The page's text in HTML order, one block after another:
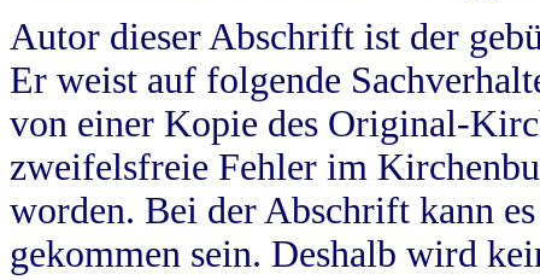
Autor dieser Abschrift ist der
Er weist auf folgende
von einer Kopie des Original-
zweifelsfreie Fehler im
worden. Bei der Abschrift kann
gekommen sein. Deshalb wird